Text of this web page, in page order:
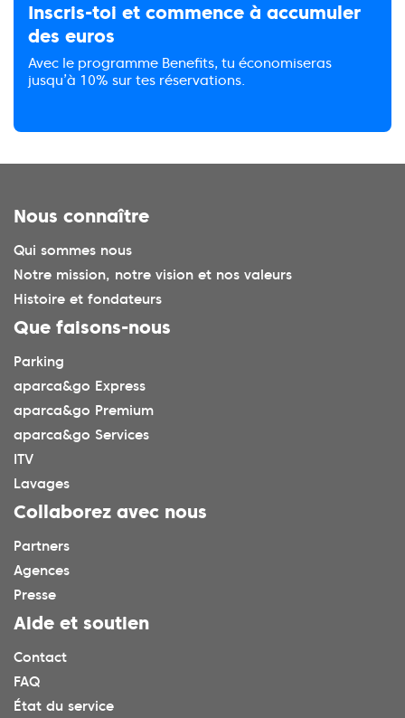
Inscris-toi et commence à accumuler
des euros
Avec le programme Benefits, tu économiseras
jusqu’à 10% sur tes réservations.
Nous connaître
Qui sommes nous
Notre mission, notre vision et nos valeurs
Histoire et fondateurs
Que faisons-nous
Parking
aparca&go Express
aparca&go Premium
aparca&go Services
ITV
Lavages
Collaborez avec nous
Partners
Agences
Presse
Aide et soutien
Contact
FAQ
État du service